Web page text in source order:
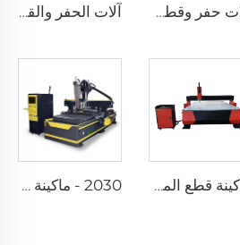
آلات حفر وقطع بالليزر 7050 آلات الحفر والقطع بالليزر 1325
ماكينة قطع المعادن CNC Router 1325 خشبية ماكينة توجيه CNC ذات 3 محاور ماكينة تشغيل CNC 2030 - ماكينة توجيه CNC مع نظام تغيير الأدوات التلقائي (نوع خطي)